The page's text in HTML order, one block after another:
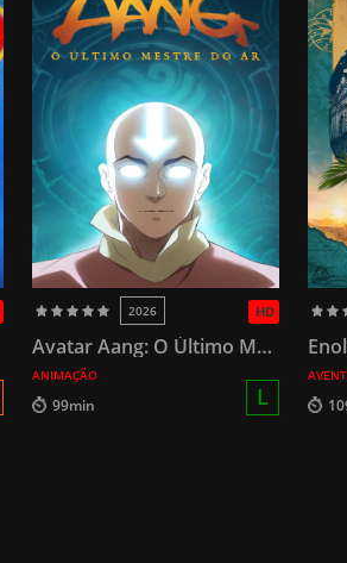
HD
2026
Avatar Aang: O Último Mestre do Ar
ANIMAÇÃO
99min L